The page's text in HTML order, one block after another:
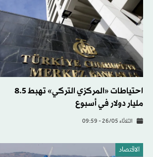
احتياطات «المركزي التركي» تهبط 8.5
مليار دولار في أسبوع
الثلاثاء 26/05 - 09:59
الاقتصاد